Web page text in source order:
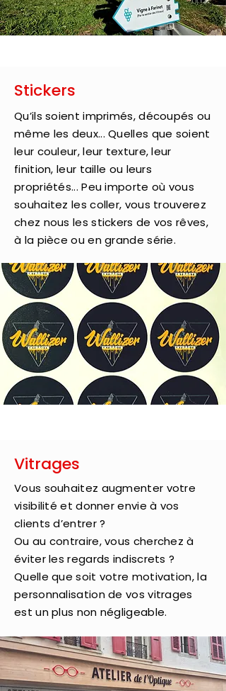
Stickers
Qu’ils soient imprimés, découpés ou
même les deux... Quelles que soient
leur couleur, leur texture, leur
finition, leur taille ou leurs
propriétés... Peu importe où vous
souhaitez les coller, vous trouverez
chez nous les stickers de vos rêves,
à la pièce ou en grande série.
Vitrages
Vous souhaitez augmenter votre
visibilité et donner envie à vos
clients d’entrer ?
Ou au contraire, vous cherchez à
éviter les regards indiscrets ?
Quelle que soit votre motivation, la
personnalisation de vos vitrages
est un plus non négligeable.